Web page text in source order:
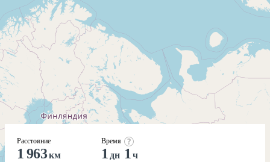
Расстояние
1 963км
Время
1 дн 1 ч